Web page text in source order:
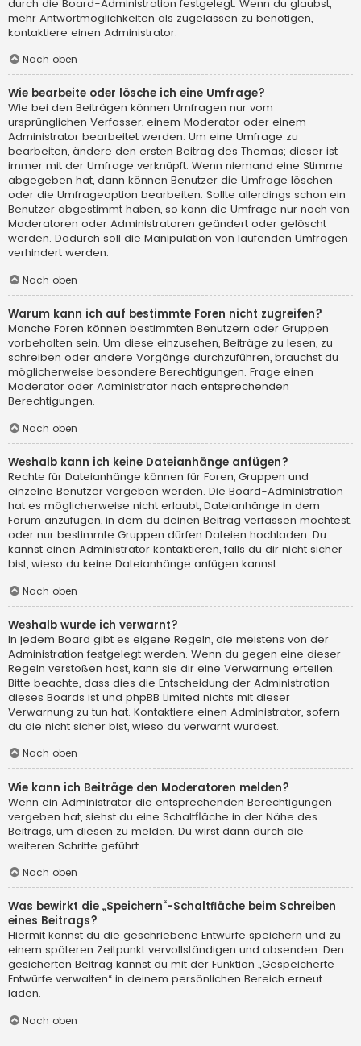
durch die Board-Administration festgelegt. Wenn du glaubst,
mehr Antwortmöglichkeiten als zugelassen zu benötigen,
kontaktiere einen Administrator.
Nach oben
Wie bearbeite oder lösche ich eine Umfrage?
Wie bei den Beiträgen können Umfragen nur vom
ursprünglichen Verfasser, einem Moderator oder einem
Administrator bearbeitet werden. Um eine Umfrage zu
bearbeiten, ändere den ersten Beitrag des Themas; dieser ist
immer mit der Umfrage verknüpft. Wenn niemand eine Stimme
abgegeben hat, dann können Benutzer die Umfrage löschen
oder die Umfrageoption bearbeiten. Sollte allerdings schon ein
Benutzer abgestimmt haben, so kann die Umfrage nur noch von
Moderatoren oder Administratoren geändert oder gelöscht
werden. Dadurch soll die Manipulation von laufenden Umfragen
verhindert werden.
Nach oben
Warum kann ich auf bestimmte Foren nicht zugreifen?
Manche Foren können bestimmten Benutzern oder Gruppen
vorbehalten sein. Um diese einzusehen, Beiträge zu lesen, zu
schreiben oder andere Vorgänge durchzuführen, brauchst du
möglicherweise besondere Berechtigungen. Frage einen
Moderator oder Administrator nach entsprechenden
Berechtigungen.
Nach oben
Weshalb kann ich keine Dateianhänge anfügen?
Rechte für Dateianhänge können für Foren, Gruppen und
einzelne Benutzer vergeben werden. Die Board-Administration
hat es möglicherweise nicht erlaubt, Dateianhänge in dem
Forum anzufügen, in dem du deinen Beitrag verfassen möchtest,
oder nur bestimmte Gruppen dürfen Dateien hochladen. Du
kannst einen Administrator kontaktieren, falls du dir nicht sicher
bist, wieso du keine Dateianhänge anfügen kannst.
Nach oben
Weshalb wurde ich verwarnt?
In jedem Board gibt es eigene Regeln, die meistens von der
Administration festgelegt werden. Wenn du gegen eine dieser
Regeln verstoßen hast, kann sie dir eine Verwarnung erteilen.
Bitte beachte, dass dies die Entscheidung der Administration
dieses Boards ist und phpBB Limited nichts mit dieser
Verwarnung zu tun hat. Kontaktiere einen Administrator, sofern
du die nicht sicher bist, wieso du verwarnt wurdest.
Nach oben
Wie kann ich Beiträge den Moderatoren melden?
Wenn ein Administrator die entsprechenden Berechtigungen
vergeben hat, siehst du eine Schaltfläche in der Nähe des
Beitrags, um diesen zu melden. Du wirst dann durch die
weiteren Schritte geführt.
Nach oben
Was bewirkt die „Speichern“-Schaltfläche beim Schreiben
eines Beitrags?
Hiermit kannst du die geschriebene Entwürfe speichern und zu
einem späteren Zeitpunkt vervollständigen und absenden. Den
gesicherten Beitrag kannst du mit der Funktion „Gespeicherte
Entwürfe verwalten“ in deinem persönlichen Bereich erneut
laden.
Nach oben